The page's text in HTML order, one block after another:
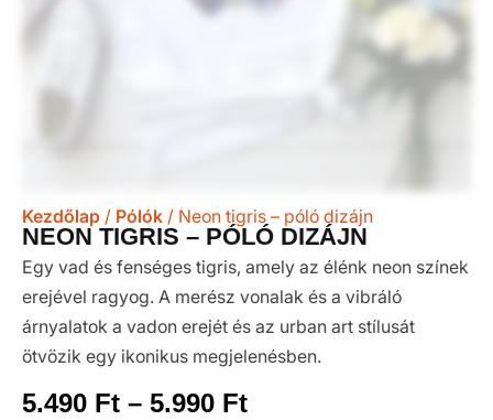
Kezdőlap / Pólók / Neon tigris – póló dizájn
NEON TIGRIS – PÓLÓ DIZÁJN
Egy vad és fenséges tigris, amely az élénk neon színek
erejével ragyog. A merész vonalak és a vibráló
árnyalatok a vadon erejét és az urban art stílusát
ötvözik egy ikonikus megjelenésben.
5.490 Ft – 5.990 Ft